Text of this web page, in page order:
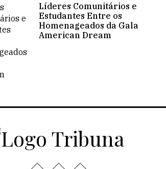
Líderes Comunitários e
Estudantes Entre os
Homenageados da Gala
American Dream